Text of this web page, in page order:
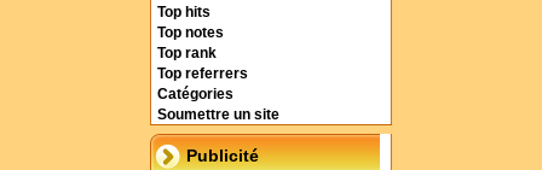
Top hits
Top notes
Top rank
Top referrers
Catégories
Soumettre un site
Publicité